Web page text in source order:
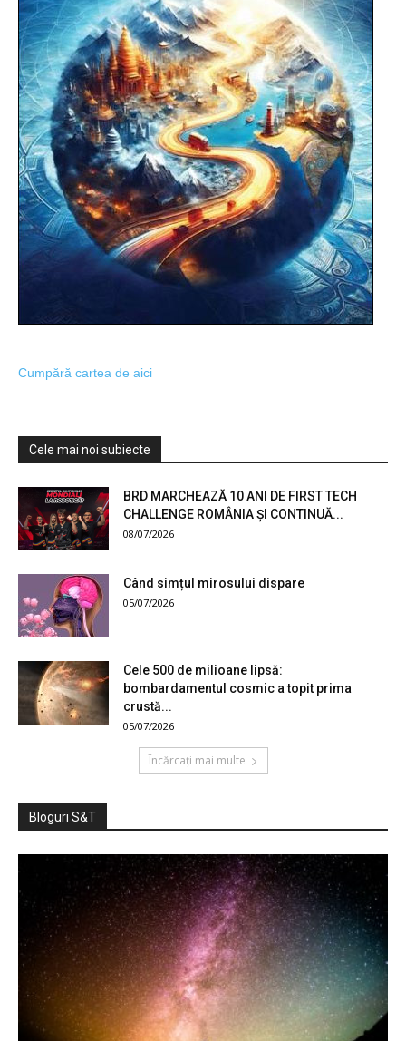
Cumpără cartea de aici
Cele mai noi subiecte
BRD MARCHEAZĂ 10 ANI DE FIRST TECH
CHALLENGE ROMÂNIA ȘI CONTINUĂ...
08/07/2026
Când simțul mirosului dispare
05/07/2026
Cele 500 de milioane lipsă:
bombardamentul cosmic a topit prima
crustă...
05/07/2026
Încărcați mai multe
Bloguri S&T